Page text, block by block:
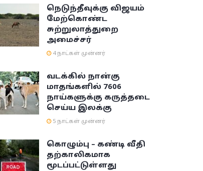
நெடுந்தீவுக்கு விஜயம்
மேற்கொண்ட
சுற்றுலாத்துறை
அமைச்சர்
4 நாட்கள் முன்னர்
வடக்கில் நான்கு
மாதங்களில் 7606
நாய்களுக்கு கருத்தடை
செய்ய இலக்கு
5 நாட்கள் முன்னர்
கொழும்பு – கண்டி வீதி
தற்காலிகமாக
மூடப்பட்டுள்ளது